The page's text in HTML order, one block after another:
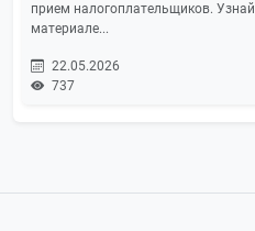
прием налогоплательщиков.
материале...
22.05.2026
737